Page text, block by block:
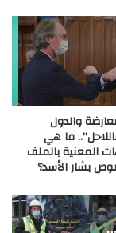
والدول
ما هي
المعنية بالملف
بشار الأسد؟